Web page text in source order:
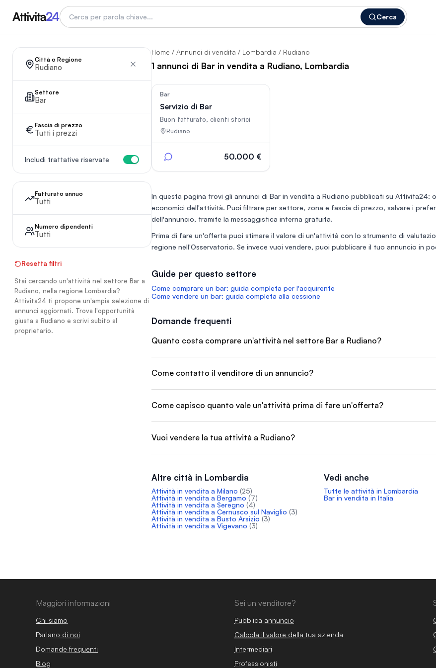
Cerca
Città o Regione
Rudiano
Settore
Bar
Fascia di prezzo
Tutti i prezzi
Includi trattative riservate
Fatturato annuo
Tutti
Numero dipendenti
Tutti
Resetta filtri
Stai cercando un'attività nel settore Bar a
Rudiano, nella regione Lombardia?
Attivita24 ti propone un'ampia selezione di
annunci aggiornati. Trova l'opportunità
giusta a Rudiano e scrivi subito al
proprietario.
Home / Annunci di vendita / Lombardia / Rudiano
1 annunci di Bar in vendita a Rudiano, Lombardia
Bar
Servizio di Bar
Buon fatturato, clienti storici
Rudiano
50.000 €
In questa pagina trovi gli annunci di Bar in vendita a Rudiano pubblicati su Attivita24:
economici dell'attività. Puoi filtrare per settore, zona e fascia di prezzo, salvare i
dell'annuncio, tramite la messaggistica interna gratuita.
Prima di fare un'offerta puoi stimare il valore di un'attività con lo strumento di
regione nell'Osservatorio. Se invece vuoi vendere, puoi pubblicare il tuo annuncio in
Guide per questo settore
Come comprare un bar: guida completa per l'acquirente
Come vendere un bar: guida completa alla cessione
Domande frequenti
Quanto costa comprare un'attività nel settore Bar a Rudiano?
Come contatto il venditore di un annuncio?
Come capisco quanto vale un'attività prima di fare un'offerta?
Vuoi vendere la tua attività a Rudiano?
Altre città in Lombardia
Attività in vendita a Milano (25)
Attività in vendita a Bergamo (7)
Attività in vendita a Seregno (4)
Attività in vendita a Cernusco sul Naviglio (3)
Attività in vendita a Busto Arsizio (3)
Attività in vendita a Vigevano (3)
Vedi anche
Tutte le attività in Lombardia
Bar in vendita in Italia
Maggiori informazioni
Chi siamo
Parlano di noi
Domande frequenti
Blog
Sei un venditore?
Pubblica annuncio
Calcola il valore della tua azienda
Intermediari
Professionisti